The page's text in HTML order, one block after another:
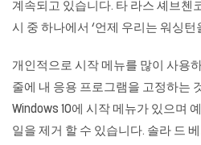
계속되고 있습니다. 타 라스 셰브첸
시 중 하나에서 ‘언제 우리는 워싱턴
개인적으로 시작 메뉴를 많이 사용
줄에 내 응용 프로그램을 고정하는
Windows 10에 시작 메뉴가 있으며
일을 제거 할 수 있습니다. 솔라 드